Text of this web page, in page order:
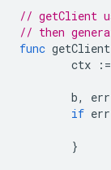
// getClient
// then
func getClient
ctx
:=
b, err
if err
}